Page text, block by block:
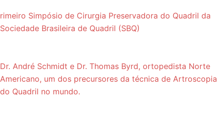
rimeiro Simpósio de Cirurgia Preservadora do Quadril da
Sociedade Brasileira de Quadril (SBQ)
Dr. André Schmidt e Dr. Thomas Byrd, ortopedista Norte
Americano, um dos precursores da técnica de Artroscopia
do Quadril no mundo.